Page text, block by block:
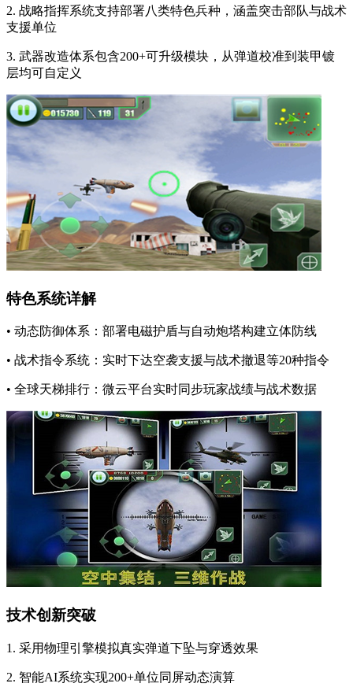
2. 战略指挥系统支持部署八类特色兵种，涵盖突击部队与战术
支援单位
3. 武器改造体系包含200+可升级模块，从弹道校准到装甲镀
层均可自定义
特色系统详解
• 动态防御体系：部署电磁护盾与自动炮塔构建立体防线
• 战术指令系统：实时下达空袭支援与战术撤退等20种指令
• 全球天梯排行：微云平台实时同步玩家战绩与战术数据
技术创新突破
1. 采用物理引擎模拟真实弹道下坠与穿透效果
2. 智能AI系统实现200+单位同屏动态演算